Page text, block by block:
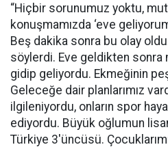
“Hiçbir sorunumuz yoktu,
konuşmamızda ‘eve
Beş dakika sonra bu olay
söylerdi. Eve geldikten
gidip geliyordu. Ekmeğinin
Geleceğe dair planlarımız
ilgileniyordu, onların spor
ediyordu. Büyük oğlumun
Türkiye 3'üncüsü.